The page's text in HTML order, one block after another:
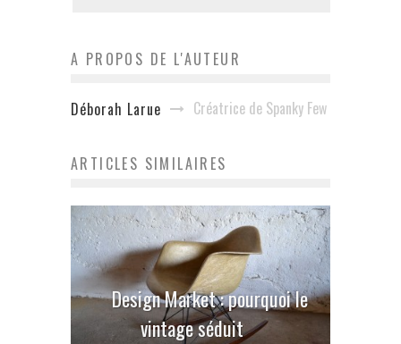
A PROPOS DE L'AUTEUR
Déborah Larue Créatrice de Spanky Few
ARTICLES SIMILAIRES
Design Market : pourquoi le
vintage séduit